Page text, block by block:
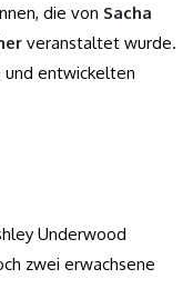
die von Sacha
veranstaltet wurde.
und entwickelten
Underwood
zwei erwachsene